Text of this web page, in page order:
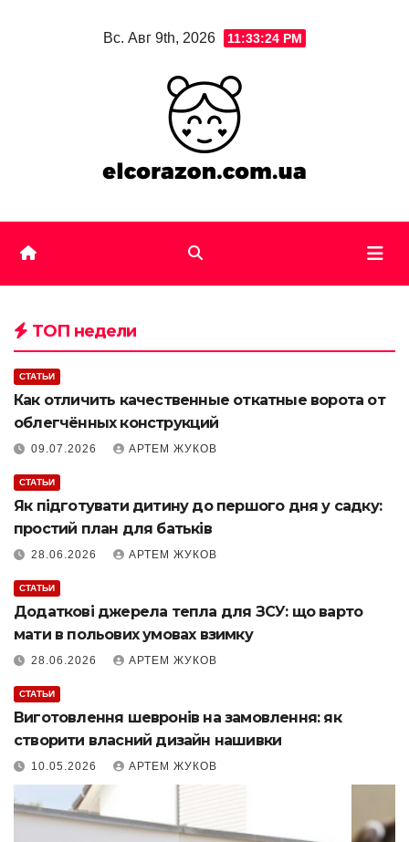
Вс. Авг 9th, 2026 11:33:25 PM
ТОП недели
СТАТЬИ
Как отличить качественные откатные ворота от
облегчённых конструкций
09.07.2026 АРТЕМ ЖУКОВ
СТАТЬИ
Як підготувати дитину до першого дня у садку:
простий план для батьків
28.06.2026 АРТЕМ ЖУКОВ
СТАТЬИ
Додаткові джерела тепла для ЗСУ: що варто
мати в польових умовах взимку
28.06.2026 АРТЕМ ЖУКОВ
СТАТЬИ
Виготовлення шевронів на замовлення: як
створити власний дизайн нашивки
10.05.2026 АРТЕМ ЖУКОВ